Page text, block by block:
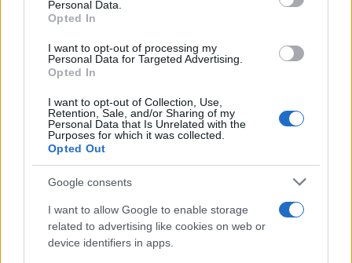
Personal Data.
Opted In
I want to opt-out of processing my
Personal Data for Targeted Advertising.
Opted In
I want to opt-out of Collection, Use,
Retention, Sale, and/or Sharing of my
Personal Data that Is Unrelated with the
Purposes for which it was collected.
Opted Out
Google consents
I want to allow Google to enable storage
related to advertising like cookies on web or
device identifiers in apps.